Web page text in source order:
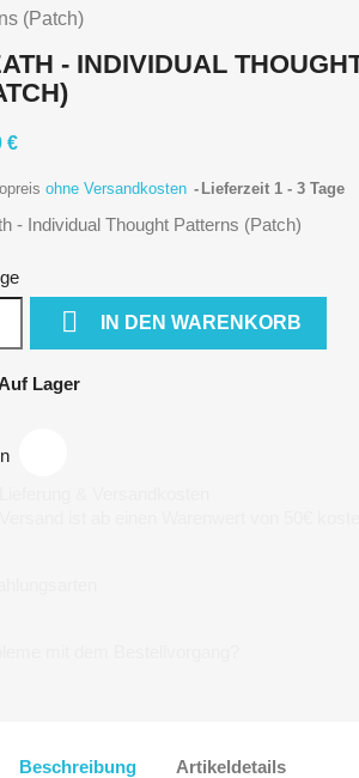
(Patch)
- INDIVIDUAL
€
ohne Versandkosten Lieferzeit 1 - 3 Tage
- Individual Thought Patterns (Patch)
 IN DEN WARENKORB
Lager
Beschreibung Artikeldetails